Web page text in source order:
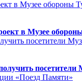
в Музее